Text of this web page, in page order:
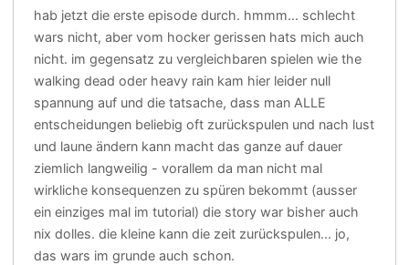
hab jetzt die erste episode durch. hmmm... schlecht
wars nicht, aber vom hocker gerissen hats mich auch
nicht. im gegensatz zu vergleichbaren spielen wie the
walking dead oder heavy rain kam hier leider null
spannung auf und die tatsache, dass man ALLE
entscheidungen beliebig oft zurückspulen und nach lust
und laune ändern kann macht das ganze auf dauer
ziemlich langweilig - vorallem da man nicht mal
wirkliche konsequenzen zu spüren bekommt (ausser
ein einziges mal im tutorial) die story war bisher auch
nix dolles. die kleine kann die zeit zurückspulen... jo,
das wars im grunde auch schon.